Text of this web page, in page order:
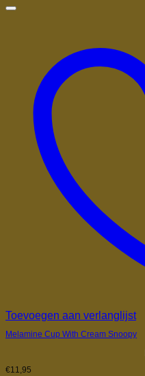
Toevoegen aan verlanglijst
Melamine Cup With Cream Snoopy
€11,95